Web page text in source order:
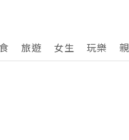
旅遊 女生 玩樂